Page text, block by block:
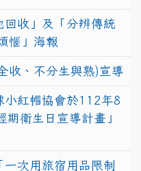
回收」及「分辨傳統
惱」海報
收、不分生與熟)宣導
小紅帽協會於112年8
期衛生日宣導計畫」
次用旅宿用品限制